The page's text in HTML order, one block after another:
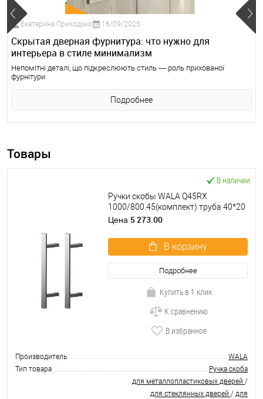
Екатерина Приходько 16/09/2025
Скрытая дверная фурнитура: что нужно для
интерьера в стиле минимализм
Непомітні деталі, що підкреслюють стиль — роль прихованої
фурнітури
Подробнее
Товары
В наличии
Ручки скобы WALA Q45RX
1000/800.45(комплект) труба 40*20
нержавеющая сталь М304
Цена 5 273.00
В корзину
Подробнее
Купить в 1 клик
К сравнению
В избранное
Производитель
WALA
Тип товара
Ручка скоба
для металлопластиковых дверей /
для стеклянных дверей / для